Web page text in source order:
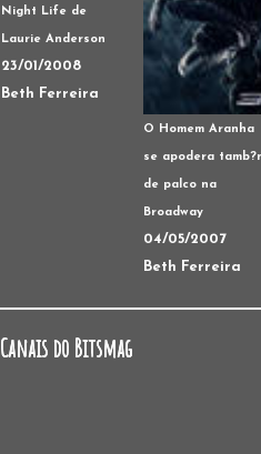
Night Life de
Laurie Anderson
23/01/2008
Beth Ferreira
O Homem Aranha
se apodera
de palco na
Broadway
04/05/2007
Beth Ferreira
Canais do Bitsmag